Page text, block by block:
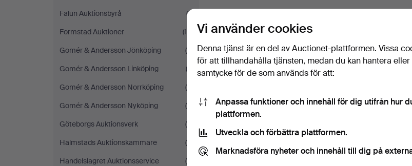
Falun Auktionsbyrå
(7)
Formstad Auktioner
(16)
Gomér & Andersson Jönköping
(6)
Gomér & Andersson Linköping
(3)
Gomér & Andersson Norrköping
(8)
Gomér & Andersson Nyköping
(5)
Göteborgs Auktionsverk
(8)
Halmstads Auktionskammare
(8)
Handelslagret Auktionsservice
(6)
Vi använder cookies
Denna tjänst är en del av Auctionet-plattformen. Vissa
för att tillhandahålla tjänsten, medan du kan hantera
samtycke för de som används för att:
Anpassa funktioner och innehåll för dig utifrån hur
plattformen.
Utveckla och förbättra plattformen.
Marknadsföra nyheter och innehåll till dig på